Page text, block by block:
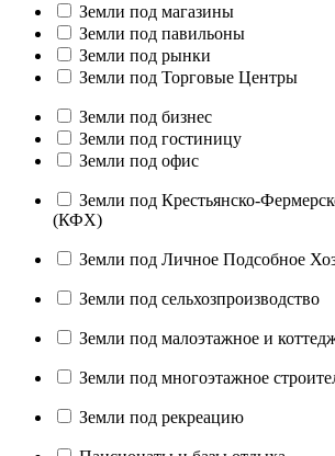
Земли под магазины
Земли под павильоны
Земли под рынки
Земли под Торговые Центры
Земли под бизнес
Земли под гостиницу
Земли под офис
Земли под Крестьянско-
(КФХ)
Земли под Личное Подсобное
Земли под сельхозпроизводство
Земли под малоэтажное и
Земли под многоэтажное
Земли под рекреацию